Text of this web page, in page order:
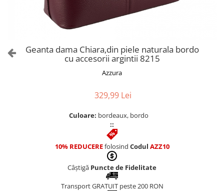
Genți AlbeGeanta dama Chiara,din piele naturala bordo
cu accesorii argintii 8215
Azzura
329,99 Lei
Culoare: bordeaux, bordo
::
10% REDUCEREfolosind Codul AZZ10
Câștigă Puncte de Fidelitate
Transport GRATUIT peste 200 RON